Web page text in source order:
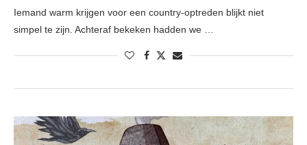
Iemand warm krijgen voor een country-optreden blijkt niet
simpel te zijn. Achteraf bekeken hadden we …